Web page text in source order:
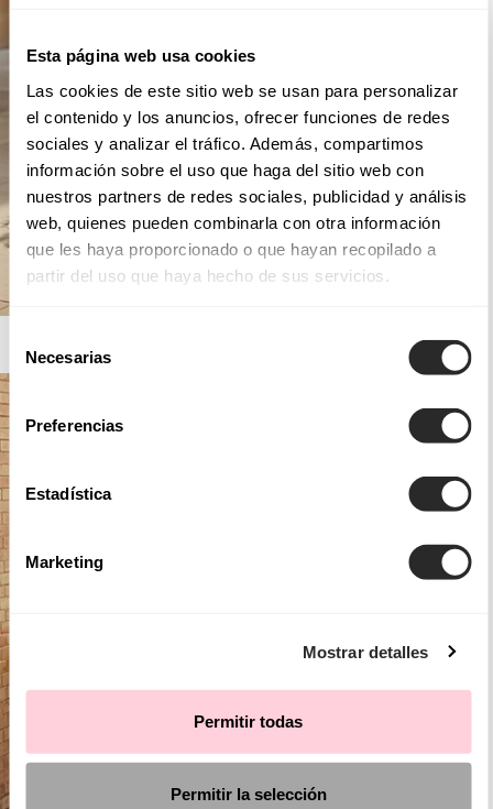
Esta página web usa cookies
Las cookies de este sitio web se usan para personalizar
el contenido y los anuncios, ofrecer funciones de redes
sociales y analizar el tráfico. Además, compartimos
información sobre el uso que haga del sitio web con
nuestros partners de redes sociales, publicidad y análisis
web, quienes pueden combinarla con otra información
que les haya proporcionado o que hayan recopilado a
partir del uso que haya hecho de sus servicios.
consentimiento
Necesarias
Preferencias
Estadística
Marketing
Mostrar detalles
Permitir todas
Permitir la selección